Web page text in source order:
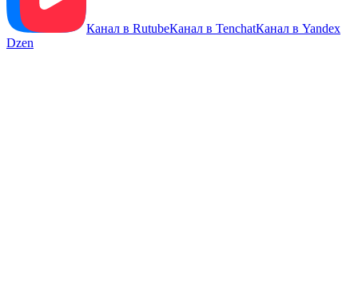
Канал в RutubeКанал в TenchatКанал в Yandex
Dzen